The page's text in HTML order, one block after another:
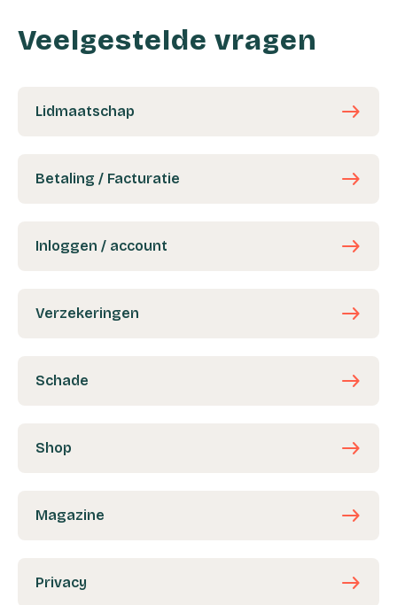
Veelgestelde vragen
east
Lidmaatschap
east
Betaling / Facturatie
east
Inloggen / account
east
Verzekeringen
east
Schade
east
Shop
east
Magazine
east
Privacy